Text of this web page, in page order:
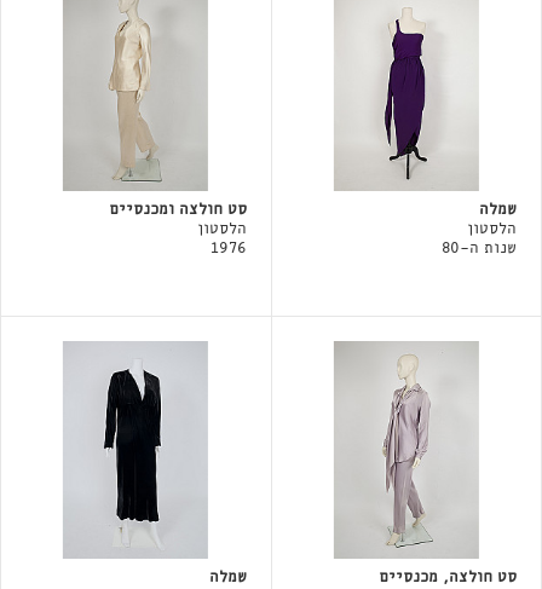
שמלה
הלסטון
שנות ה-80
סט חולצה ומכנסיים
הלסטון
1976
סט חולצה, מכנסיים
שמלה